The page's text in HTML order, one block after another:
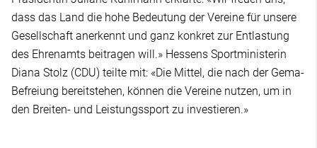
dass das Land die hohe Bedeutung der Vereine für unsere
Gesellschaft anerkennt und ganz konkret zur Entlastung
des Ehrenamts beitragen will.» Hessens Sportministerin
Diana Stolz (CDU) teilte mit: «Die Mittel, die nach der Gema-
Befreiung bereitstehen, können die Vereine nutzen, um in
den Breiten- und Leistungssport zu investieren.»